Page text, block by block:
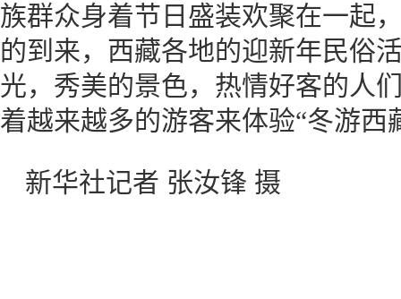
族群众身着节日盛装欢聚在一起
的到来，西藏各地的迎新年民俗
光，秀美的景色，热情好客的人
着越来越多的游客来体验“冬游西
新华社记者 张汝锋 摄